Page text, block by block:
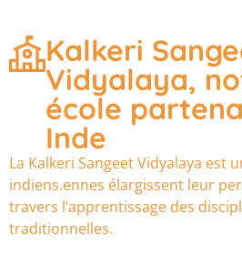
Kalkeri
Vidyalaya,
école
Inde
La Kalkeri Sangeet Vidyalaya est
indiens.ennes élargissent leur
travers l’apprentissage des
traditionnelles.